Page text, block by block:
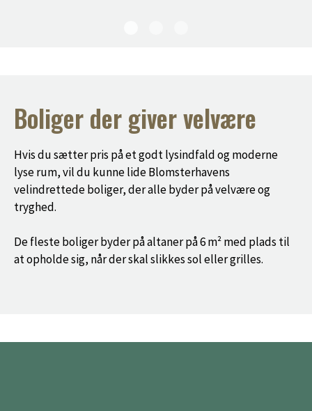
Boliger der giver velvære
Hvis du sætter pris på et godt lysindfald og moderne
lyse rum, vil du kunne lide Blomsterhavens
velindrettede boliger, der alle byder på velvære og
tryghed.
De fleste boliger byder på altaner på 6 m² med plads til
at opholde sig, når der skal slikkes sol eller grilles.